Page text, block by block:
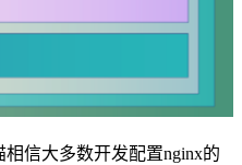
相信大多数开发配置nginx的